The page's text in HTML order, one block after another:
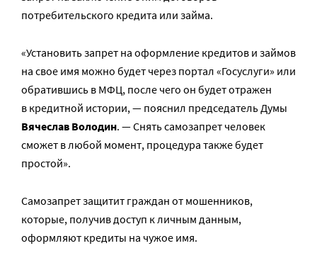
потребительского кредита или займа.
«Установить запрет на оформление кредитов и займов
на свое имя можно будет через портал «Госуслуги» или
обратившись в МФЦ, после чего он будет отражен
в кредитной истории, — пояснил председатель Думы
Вячеслав Володин. — Снять самозапрет человек
сможет в любой момент, процедура также будет
простой».
Самозапрет защитит граждан от мошенников,
которые, получив доступ к личным данным,
оформляют кредиты на чужое имя.